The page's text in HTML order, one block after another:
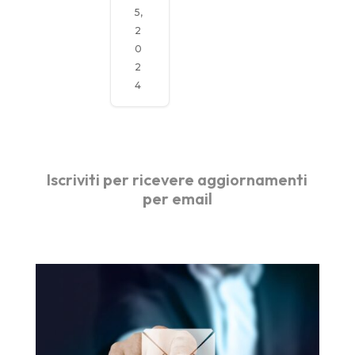
5,
2
0
2
4
Iscriviti per ricevere aggiornamenti
per email